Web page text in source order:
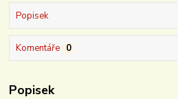
Popisek
Komentáře 0
Popisek